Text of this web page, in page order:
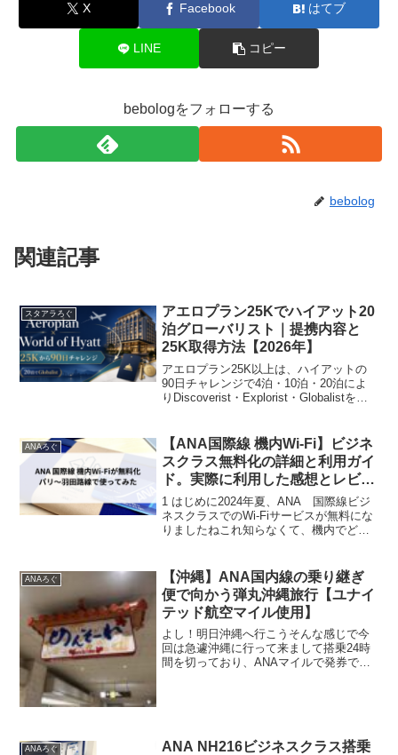
X Facebook はてブ
LINE コピー
bebologをフォローする
bebolog
関連記事
スタアラろぐ
アエロプラン25Kでハイアット20
泊グローバリスト｜提携内容と
25K取得方法【2026年】
アエロプラン25K以上は、ハイアットの
90日チャレンジで4泊・10泊・20泊によ
りDiscoverist・Explorist・Globalistを獲
の現実性を公式情報で解説します。
ANAろぐ
【ANA国際線 機内Wi-Fi】ビジネ
スクラス無料化の詳細と利用ガイ
ド。実際に利用した感想とレビュ
ー【ANA CDG-HND】
1 はじめに2024年夏、ANA 国際線ビジ
ネスクラスでのWi-Fiサービスが無料にな
りましたねこれ知らなくて、機内でどう
有料でしたからねビジネスクラス以上の
利用...
ANAろぐ
【沖縄】ANA国内線の乗り継ぎ
便で向かう弾丸沖縄旅行【ユナイ
テッド航空マイル使用】
よし！明日沖縄へ行こうそんな感じで今
回は急遽沖縄に行って来まして搭乗24時
間を切っており、ANAマイルで発券でき
ANAろぐ
ANA NH216ビジネスクラス搭乗